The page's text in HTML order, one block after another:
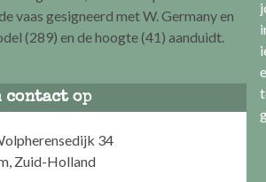
vaas gesigneerd met W. Germany en
(289) en de hoogte (41) aanduidt.
contact op
34
Zuid-Holland